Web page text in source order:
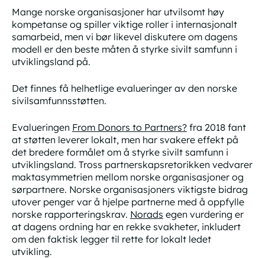
Mange norske organisasjoner har utvilsomt høy
kompetanse og spiller viktige roller i internasjonalt
samarbeid, men vi bør likevel diskutere om dagens
modell er den beste måten å styrke sivilt samfunn i
utviklingsland på.
Det finnes få helhetlige evalueringer av den norske
sivilsamfunnsstøtten.
Evalueringen From Donors to Partners?fra 2018 fant
at støtten leverer lokalt, men har svakere effekt på
det bredere formålet om å styrke sivilt samfunn i
utviklingsland. Tross partnerskapsretorikken vedvarer
maktasymmetrien mellom norske organisasjoner og
sørpartnere. Norske organisasjoners viktigste bidrag
utover penger var å hjelpe partnerne med å oppfylle
norske rapporteringskrav. Norads egen vurdering er
at dagens ordning har en rekke svakheter, inkludert
om den faktisk legger til rette for lokalt ledet
utvikling.